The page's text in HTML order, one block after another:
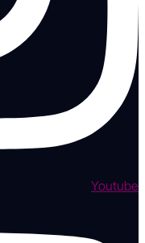
Youtube